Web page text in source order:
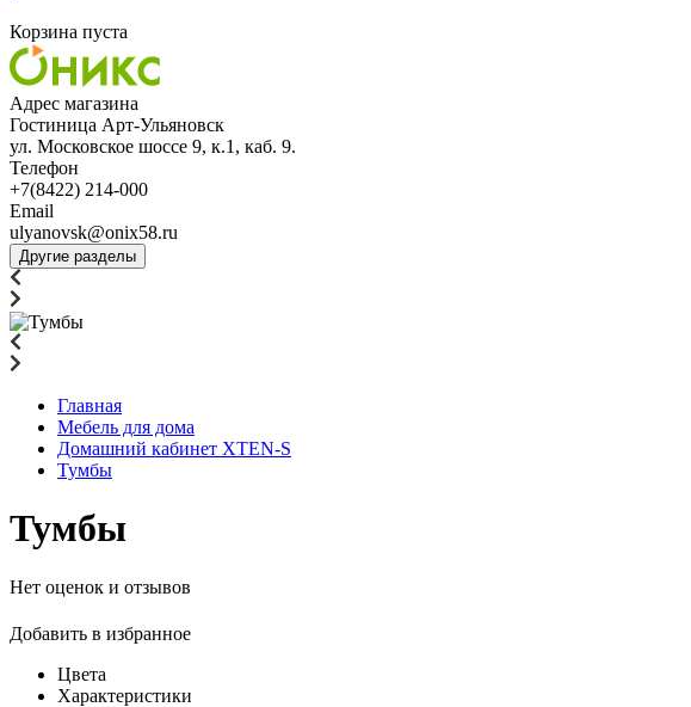
Корзина пуста
Адрес магазина
Гостиница Арт-Ульяновск
ул. Московское шоссе 9, к.1, каб. 9.
Телефон
+7(8422) 214-000
Email
ulyanovsk@onix58.ru
Другие разделы
Главная
Мебель для дома
Домашний кабинет XTEN-S
Тумбы
Тумбы
Нет оценок и отзывов
Добавить в избранное
Цвета
Характеристики